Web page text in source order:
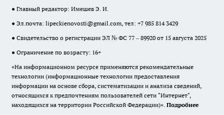
● Главный редактор: Имешев Э. И.
● Эл.почта: lipeckienovosti@gmail.com, тел: +7 985 814 3429
● Свидетельство о регистрации ЭЛ № ФС 77 – 89920 от 15 августа 2025
● Ограничение по возрасту: 16+
«На информационном ресурсе применяются рекомендательные
технологии (информационные технологии предоставления
информации на основе сбора, систематизации и анализа сведений,
относящихся к предпочтениям пользователей сети "Интернет",
находящихся на территории Российской Федерации)». Подробнее